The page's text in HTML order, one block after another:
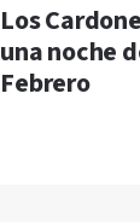
Los
una noche
Febrero